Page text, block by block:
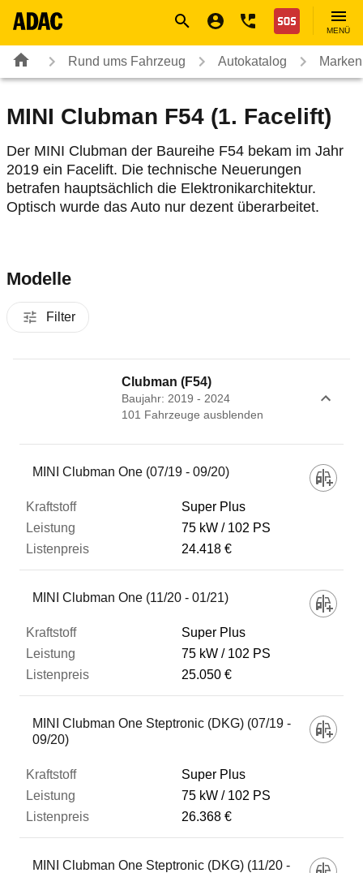
Nothilfe
MENÜ
Rund ums Fahrzeug Autokatalog
MINI Clubman F54 (1. Facelift)
Der MINI Clubman der Baureihe F54 bekam im Jahr
2019 ein Facelift. Die technische Neuerungen
betrafen hauptsächlich die Elektronikarchitektur.
Optisch wurde das Auto nur dezent überarbeitet.
Modelle
Filter
Clubman (F54)
Baujahr: 2019 - 2024
101 Fahrzeuge ausblenden
Fahrzeug
Kraftstoff
Leistung
Listenpreis
Zum Vergleich hinzufügen
MINI Clubman One (07/19 - 09/20)
Super Plus
75 kW
102 PS
24.418 €
MINI Clubman One (11/20 - 01/21)
Super Plus
75 kW
102 PS
25.050 €
MINI Clubman One Steptronic (DKG) (07/19 -
09/20)
Super Plus
75 kW
102 PS
26.368 €
MINI Clubman One Steptronic (DKG) (11/20 -